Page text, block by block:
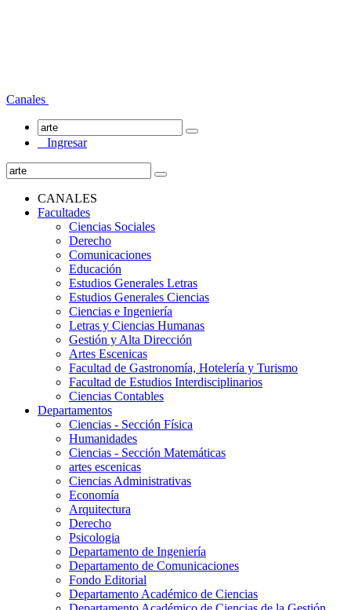
Canales
Ingresar
CANALES
Facultades
Ciencias Sociales
Derecho
Comunicaciones
Educación
Estudios Generales Letras
Estudios Generales Ciencias
Ciencias e Ingeniería
Letras y Ciencias Humanas
Gestión y Alta Dirección
Artes Escenicas
Facultad de Gastronomía, Hotelería y Turismo
Facultad de Estudios Interdisciplinarios
Ciencias Contables
Departamentos
Ciencias - Sección Física
Humanidades
Ciencias - Sección Matemáticas
artes escenicas
Ciencias Administrativas
Economía
Arquitectura
Derecho
Psicologia
Departamento de Ingeniería
Departamento de Comunicaciones
Fondo Editorial
Departamento Académico de Ciencias